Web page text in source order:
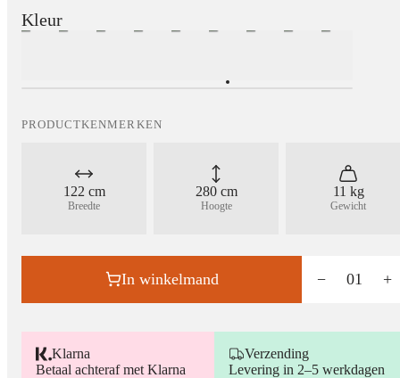
Kleur
PRODUCTKENMERKEN
122 cm
Breedte
280 cm
Hoogte
11 kg
Gewicht
In winkelmand − 01 +
Klarna
Betaal achteraf met Klarna
Verzending
Levering in 2–5 werkdagen